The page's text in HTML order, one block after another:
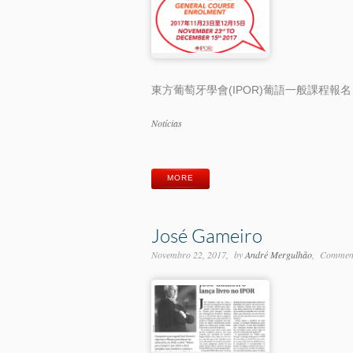
東方葡萄牙學會(IPOR)葡語一般課程報名
Categorias
Notícias
MORE
José Gameiro
Novembro 22, 2017 byAndré Mergulhão